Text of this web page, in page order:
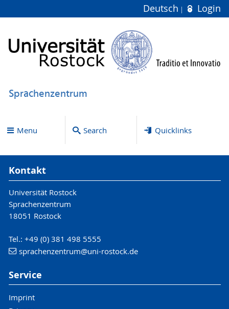
Deutsch Login
Sprachenzentrum
Menu Search Quicklinks
Kontakt
Universität Rostock
Sprachenzentrum
18051 Rostock
Tel.: +49 (0) 381 498 5555
sprachenzentrum@uni-rostock.de
Service
Imprint